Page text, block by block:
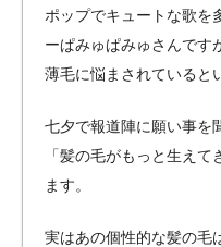
ポップでキュートな歌を
ーぱみゅぱみゅさんです
薄毛に悩まされていると
七夕で報道陣に願い事を
「髪の毛がもっと生え
ます。
実はあの個性的な髪の毛